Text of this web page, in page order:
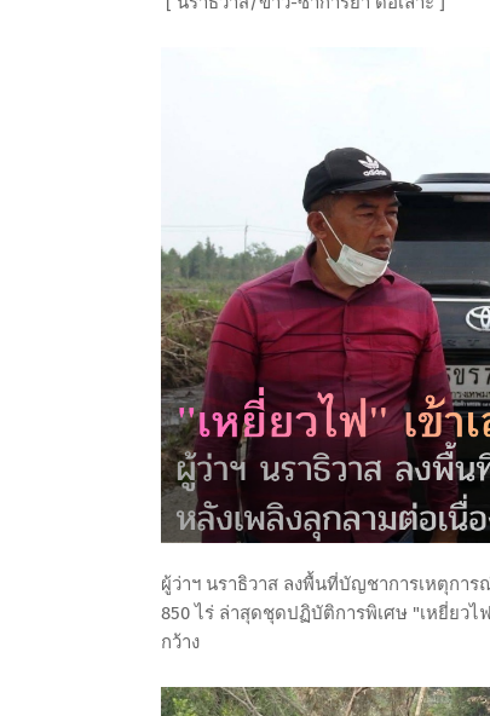
ผู้ว่าฯ นราธิวาส ลงพื้นที่บัญชาการเหตุการ
850 ไร่ ล่าสุดชุดปฏิบัติการพิเศษ "เหยี่ยว
กว้าง